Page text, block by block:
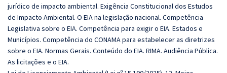
jurídico de impacto ambiental. Exigência Constitucional dos Estudos
de Impacto Ambiental. O EIA na legislação nacional. Competência
Legislativa sobre o EIA. Competência para exigir o EIA. Estados e
Municípios. Competência do CONAMA para estabelecer as diretrizes
sobre o EIA. Normas Gerais. Conteúdo do EIA. RIMA. Audiência Pública.
As licitações e o EIA.